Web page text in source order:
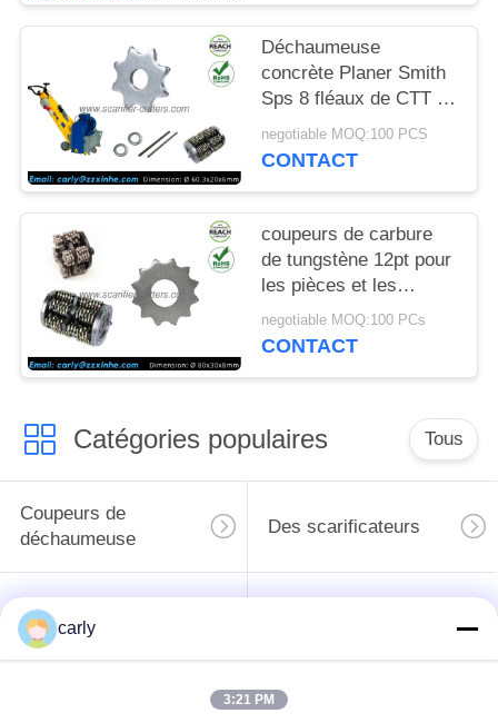
PLAN
SITE
POLITIQUE
EN
MATIÈRE
PROTECTION
DE
LA
VIE
PRIVÉE
Déchaumeuse
concrète Planer Smith
Sps 8 fléaux de CTT de
coupeurs de carbure
de tungstène de Sps10
negotiable MOQ:100 PCS
CONTACT
coupeurs de carbure
de tungstène 12pt pour
les pièces et les
accessoires extérieurs
de déchaumeuse de
negotiable MOQ:100 PCs
CONTACT
Catégories populaires Tous
Coupeurs de
déchaumeuse
Des scarificateurs
Les scarificateurs,
les puits et les
espaceurs
carly
3:21 PM